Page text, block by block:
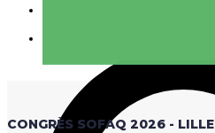
CONGRÈS SOFAQ 2026 - LILLE